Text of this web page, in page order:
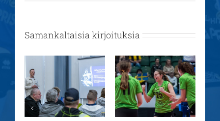
Samankaltaisia kirjoituksia